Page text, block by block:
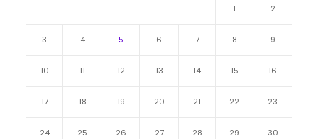
1 2
3 4 5 6 7 8 9
10 11 12 13 14 15 16
17 18 19 20 21 22 23
24 25 26 27 28 29 30